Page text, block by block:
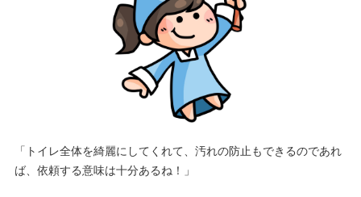
「トイレ全体を綺麗にしてくれて、汚れの防止もできるのであれ
ば、依頼する意味は十分あるね！」